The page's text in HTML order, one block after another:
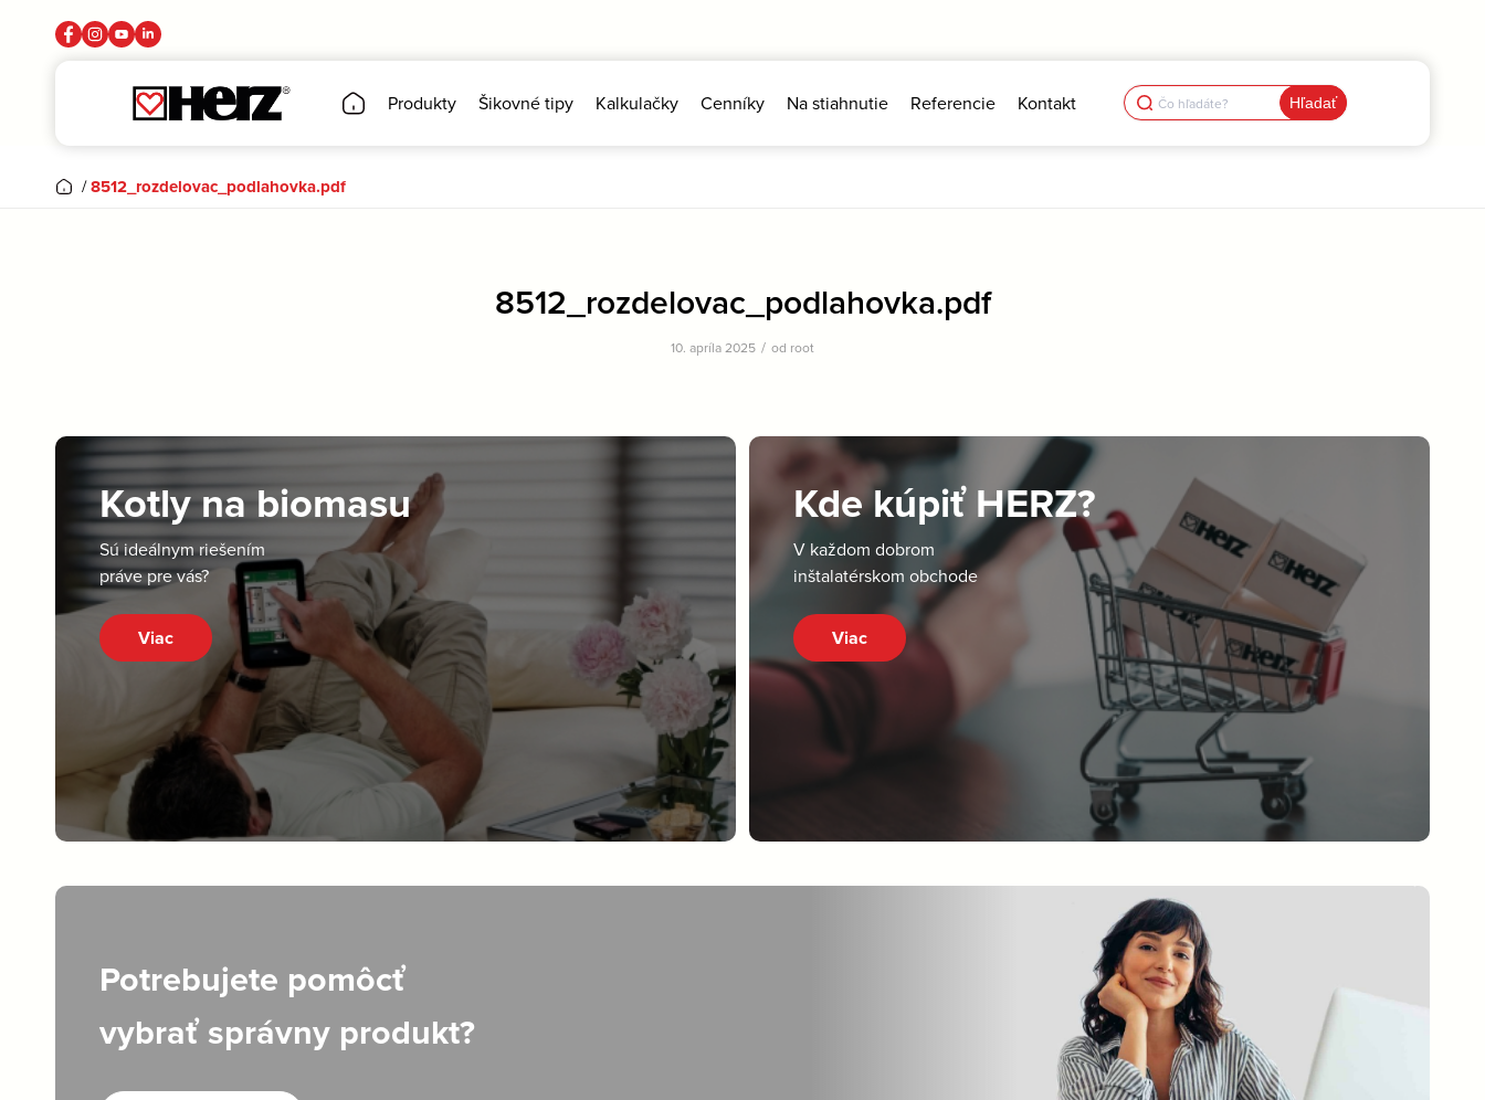
Produkty Šikovné tipy Kalkulačky Cenníky Na stiahnutie Referencie Kontakt Search
for:
/8512_rozdelovac_podlahovka.pdf
8512_rozdelovac_podlahovka.pdf
10. apríla 2025 / od root
Kotly na biomasu
Sú ideálnym riešením
práve pre vás?
Viac
Kde kúpiť HERZ?
V každom dobrom
inštalatérskom obchode
Viac
Potrebujete pomôcť
vybrať správny produkt?